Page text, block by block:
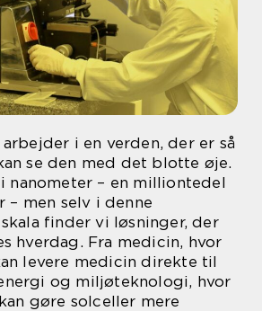
i en verden, der er så
se den med det blotte øje.
nanometer – en milliontedel
– men selv i denne
finder vi løsninger, der
hverdag. Fra medicin, hvor
levere medicin direkte til
og miljøteknologi, hvor
gøre solceller mere